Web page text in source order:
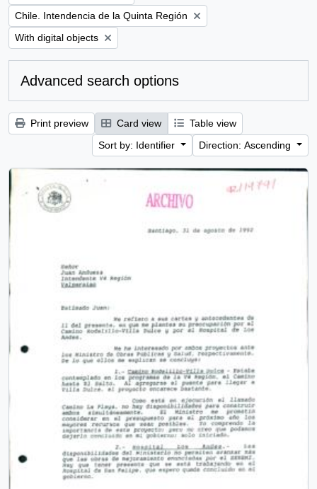
Remove filter:
Chile. Intendencia de la Quinta Región
Remove filter:
With digital objects
Advanced search options
Print preview Card view
Table view
Sort by: Identifier
Direction: Ascending